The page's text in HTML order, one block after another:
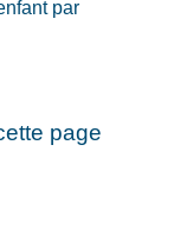
par
page